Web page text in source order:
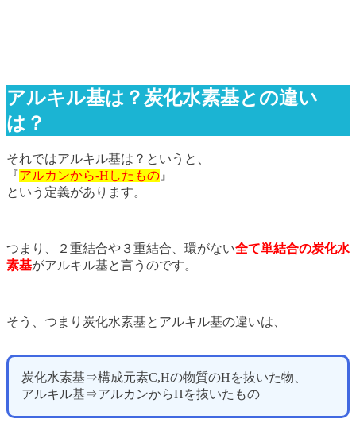
アルキル基は？炭化水素基との違い
は？
それではアルキル基は？というと、
『アルカンから-Hしたもの』
という定義があります。
つまり、２重結合や３重結合、環がない全て単結合の炭化水
素基がアルキル基と言うのです。
そう、つまり炭化水素基とアルキル基の違いは、
炭化水素基⇒構成元素C,Hの物質のHを抜いた物、
アルキル基⇒アルカンからHを抜いたもの